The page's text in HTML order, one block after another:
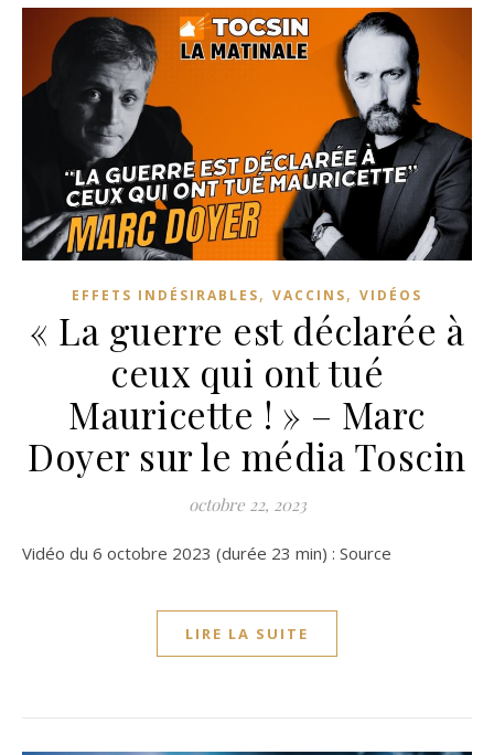
EFFETS INDÉSIRABLES, VACCINS, VIDÉOS
« La guerre est déclarée à
ceux qui ont tué
Mauricette ! » – Marc
Doyer sur le média Toscin
octobre 22, 2023
Vidéo du 6 octobre 2023 (durée 23 min) : Source
LIRE LA SUITE